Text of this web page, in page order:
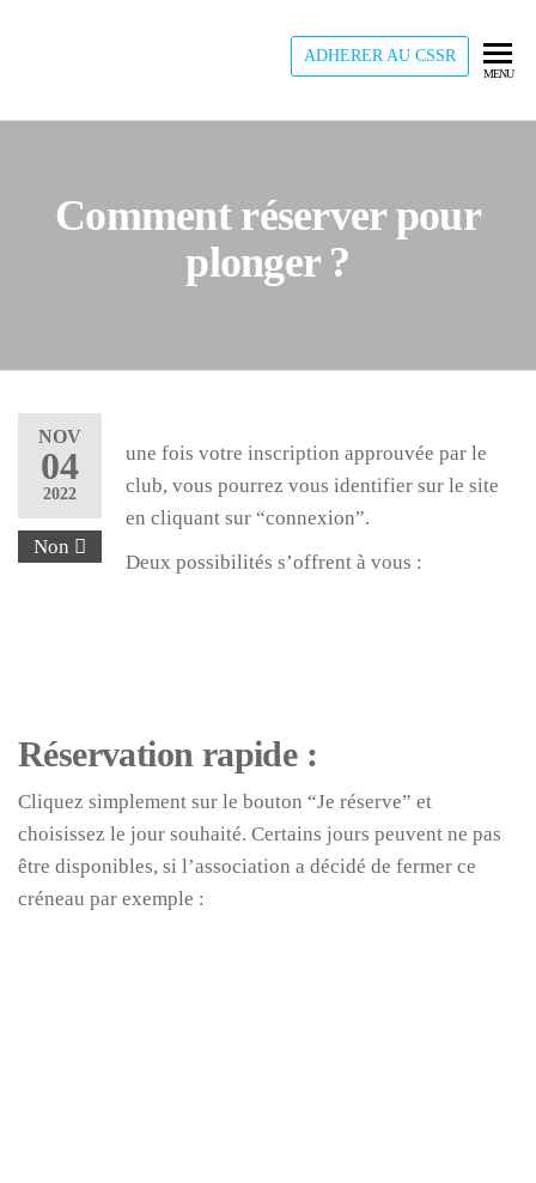
une
ADHERER AU CSSR
MENU
Comment réserver pour
plonger ?
NOV
04
2022
Non
une fois votre inscription approuvée par le
club, vous pourrez vous identifier sur le site
en cliquant sur “connexion”.
Deux possibilités s’offrent à vous :
Réservation rapide :
Cliquez simplement sur le bouton “Je réserve” et
choisissez le jour souhaité. Certains jours peuvent ne pas
être disponibles, si l’association a décidé de fermer ce
créneau par exemple :